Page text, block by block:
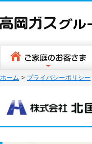
ホーム > プライバシーポリシー